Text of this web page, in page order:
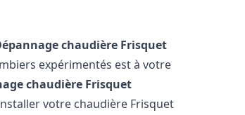
chaudière Frisquet
expérimentés est à votre
chaudière Frisquet
votre chaudière Frisquet